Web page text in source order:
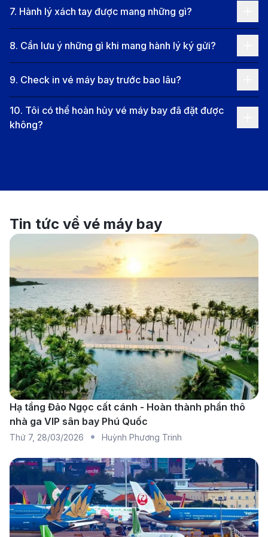
Thông tin chuyến bay từ TP.HCM đi
Yekaterinburg
Chặng bay từ TP.HCM đến Yekaterinburg
Chuyến bay thẳng: Hiện tại, không có chuyến bay
thẳng từ TP.HCM (Sân bay Quốc tế Tân Sơn Nhất
– SGN) đến Yekaterinburg (Sân bay Quốc tế
cảnh tại một hoặc nhiều sân bay quốc tế như
(DXB) trước khi đến Yekaterinburg. Tổng thời gian
bay trung bình từ 18 đến 30 giờ, tùy thuộc vào
hãng hàng không và thời gian chờ nối chuyến.
Các hãng hàng không khai thác tuyến
TP.HCM đi Yekaterinburg
Vietnam Airlines: Cung cấp chuyến bay từ
TP.HCM đến Yekaterinburg thông qua các điểm
trung chuyển tại Moscow (SVO) hoặc Frankfurt
(FRA), kết hợp với các đối tác hàng không Nga.
Hành khách được trải nghiệm dịch vụ an toàn, tiện
nghi và các suất ăn theo phong cách Việt Nam.
Turkish Airlines
: Khai thác tuyến bay từ TP.HCM
đến Yekaterinburg với điểm quá cảnh tại Istanbul
(IST). Hãng mang đến dịch vụ 5 sao, ghế ngồi
thoải mái, thực đơn phong phú và hệ thống giải trí
hiện đại suốt hành trình.
7. Hành lý xách tay được mang những gì?
8. Cần lưu ý những gì khi mang hành lý ký gửi?
9. Check in vé máy bay trước bao lâu?
10. Tôi có thể hoàn hủy vé máy bay đã đặt được
không?
Tin tức về vé máy bay
Hạ tầng Đảo Ngọc cất cánh - Hoàn thành phần thô
nhà ga VIP sân bay Phú Quốc
Thứ 7, 28/03/2026 Huỳnh Phương Trinh